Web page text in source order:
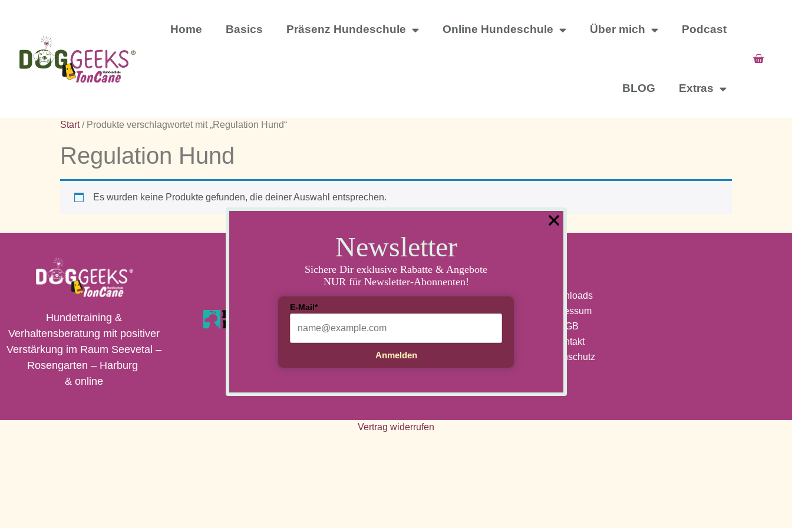
Newsletter
Sichere Dir exklusive Rabatte & Angebote
NUR für Newsletter-Abonnenten!
E-Mail*
Anmelden
Home Basics Präsenz Hundeschule Online Hundeschule Über mich Podcast
BLOG Extras
Start/ Produkte verschlagwortet mit „Regulation Hund“
Regulation Hund
Es wurden keine Produkte gefunden, die deiner Auswahl entsprechen.
Hundetraining &
Verhaltensberatung mit positiver
Verstärkung im Raum Seevetal –
Rosengarten – Harburg
& online
Downloads
Impressum
AGB
Kontakt
Datenschutz
Vertrag widerrufen